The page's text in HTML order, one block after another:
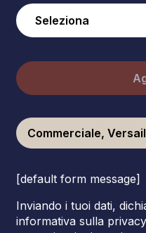
Commerciale,
[default form message]
Inviando i tuoi dati,
informativa sulla